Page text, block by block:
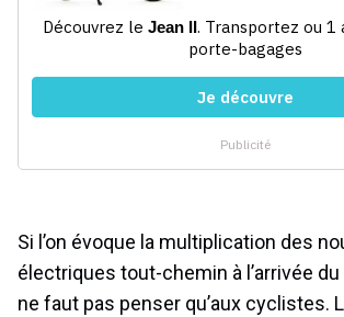
Si l’on évoque la multiplication des
électriques tout-chemin à l’arrivée du
ne faut pas penser qu’aux cyclistes.